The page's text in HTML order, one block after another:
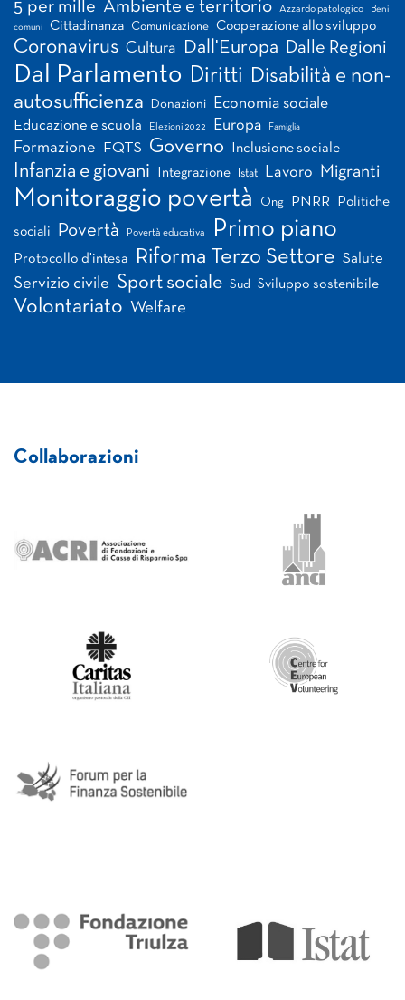
5 per mille Ambiente e territorio Azzardo patologico Beni
comuni Cittadinanza Comunicazione Cooperazione allo sviluppo
Coronavirus Cultura Dall'Europa Dalle Regioni
Dal Parlamento Diritti Disabilità e non-
autosufficienza
Donazioni Economia sociale
Educazione e scuola Elezioni 2022 Europa Famiglia
Formazione FQTS Governo Inclusione sociale
Infanzia e giovani Integrazione Istat Lavoro Migranti
Monitoraggio povertà Ong PNRR Politiche
sociali Povertà Povertà educativa Primo piano
Protocollo d'intesa Riforma Terzo Settore Salute
Servizio civile Sport sociale Sud Sviluppo sostenibile
Volontariato Welfare
Collaborazioni